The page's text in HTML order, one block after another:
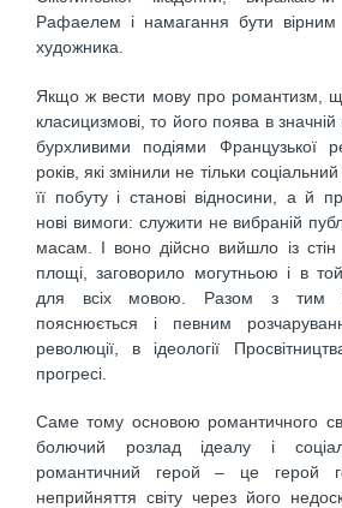
Рафаелем і намагання бути вірним
художника.
Якщо ж вести мову про романтизм,
класицизмові, то його поява в
бурхливими подіями Французької
років, які змінили не тільки
її побуту і станові відносини, а й
нові вимоги: служити не вибраній
масам. І воно дійсно вийшло із стін
площі, заговорило могутньою і в
для всіх мовою. Разом з тим
пояснюється і певним
революції, в ідеології
прогресі.
Саме тому основою романтичного
болючий розлад ідеалу і
романтичний герой – це герой
неприйняття світу через його